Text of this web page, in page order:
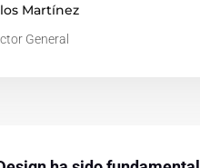
Martínez
General